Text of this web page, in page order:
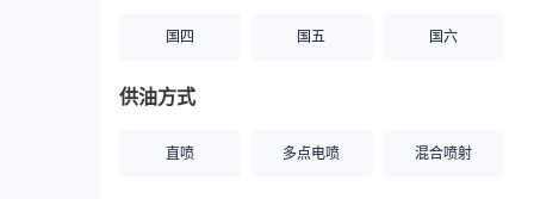
国四 国五 国六
供油方式
直喷 多点电喷 混合喷射